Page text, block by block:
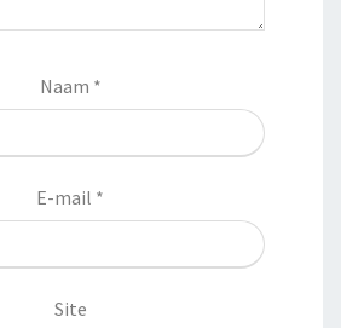
Naam *
E-mail *
Site